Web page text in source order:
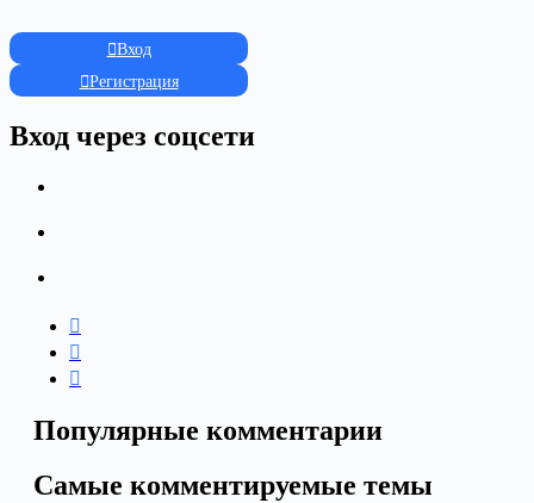
Вход
Регистрация
Вход через соцсети
Популярные комментарии
Самые комментируемые темы